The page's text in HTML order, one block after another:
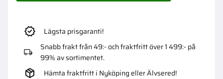
Lägsta prisgaranti!
Snabb frakt från 49:- och fraktfritt över 1 499:- på
99% av sortimentet.
Hämta fraktfritt i Nyköping eller Älvsered!